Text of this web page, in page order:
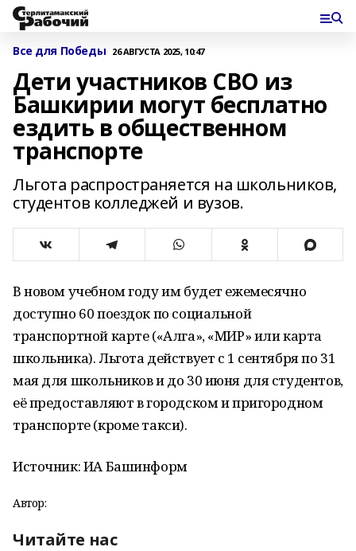
Все для Победы 26 АВГУСТА 2025, 10:47
Дети участников СВО из
Башкирии могут бесплатно
ездить в общественном
транспорте
Льгота распространяется на школьников,
студентов колледжей и вузов.
В новом учебном году им будет ежемесячно
доступно 60 поездок по социальной
транспортной карте («Алга», «МИР» или карта
школьника). Льгота действует с 1 сентября по 31
мая для школьников и до 30 июня для студентов,
её предоставляют в городском и пригородном
транспорте (кроме такси).
Источник: ИА Башинформ
Автор:
Читайте нас